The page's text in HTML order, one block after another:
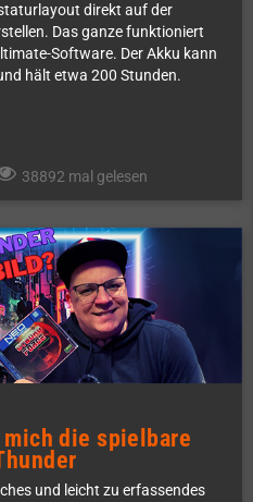
direkt auf der
Das ganze funktioniert
Software. Der Akku kann
hält etwa 200 Stunden.
38892 mal gelesen
die spielbare
und leicht zu erfassendes